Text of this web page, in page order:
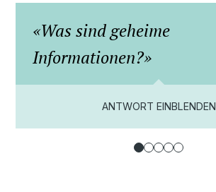
Was sind geheime
Informationen?
ANTWORT EINBLENDEN